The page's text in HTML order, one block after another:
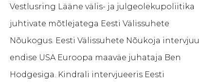
Vestlusring Lääne välis- ja julgeolekupoliitika
juhtivate mõtlejatega Eesti Välissuhete
Nõukogus. Eesti Välissuhete Nõukoja intervjuu
endise USA Euroopa maaväe juhataja Ben
Hodgesiga. Kindrali intervjueeris Eesti